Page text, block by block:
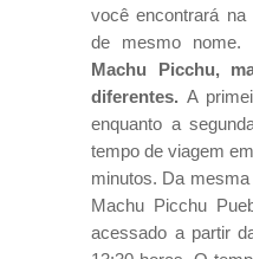
você encontrará
de mesmo nome.
Machu Picchu,
diferentes. A
enquanto a
tempo de viagem
minutos. Da
Machu Picchu
acessado a partir